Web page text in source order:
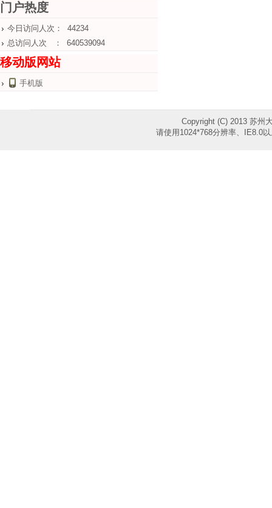
门户热度
今日访问人次： 44234
总访问人次 ： 640539094
移动版网站
手机版
Copyright (C) 2013 苏州
请使用1024*768分辨率、IE8.0